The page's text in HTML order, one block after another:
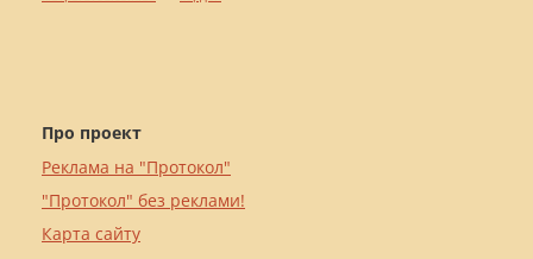
Про проект
Реклама на "Протокол"
"Протокол" без реклами!
Карта сайту